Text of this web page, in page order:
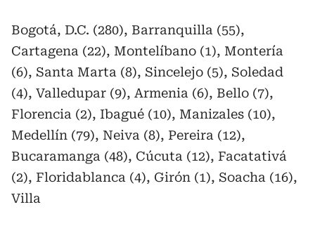
Bogotá, D.C. (280), Barranquilla (55),
Cartagena (22), Montelíbano (1), Montería
(6), Santa Marta (8), Sincelejo (5), Soledad
(4), Valledupar (9), Armenia (6), Bello (7),
Florencia (2), Ibagué (10), Manizales (10),
Medellín (79), Neiva (8), Pereira (12),
Bucaramanga (48), Cúcuta (12), Facatativá
(2), Floridablanca (4), Girón (1), Soacha (16),
Villa